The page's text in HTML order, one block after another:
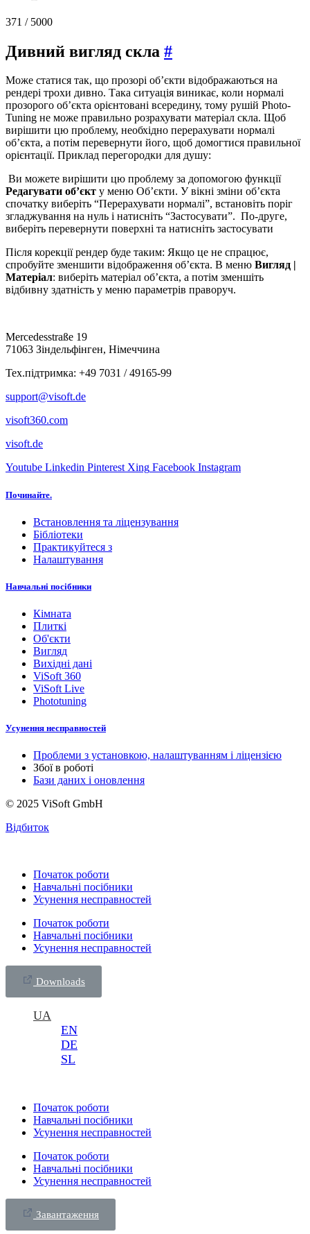
371 / 5000
Дивний вигляд скла #
Може статися так, що прозорі об’єкти відображаються на
рендері трохи дивно. Така ситуація виникає, коли нормалі
прозорого об’єкта орієнтовані всередину, тому рушій Photo-
Tuning не може правильно розрахувати матеріал скла. Щоб
вирішити цю проблему, необхідно перерахувати нормалі
об’єкта, а потім перевернути його, щоб домогтися правильної
орієнтації. Приклад перегородки для душу:
Ви можете вирішити цю проблему за допомогою функції
Редагувати об’єкт у меню Об’єкти. У вікні зміни об’єкта
спочатку виберіть “Перерахувати нормалі”, встановіть поріг
згладжування на нуль і натисніть “Застосувати”. По-друге,
виберіть перевернути поверхні та натисніть застосувати
Після корекції рендер буде таким: Якщо це не спрацює,
спробуйте зменшити відображення об’єкта. В меню Вигляд |
Матеріал: виберіть матеріал об’єкта, а потім зменшіть
відбивну здатність у меню параметрів праворуч.
Mercedesstraße 19
71063 Зіндельфінген, Німеччина
Тех.підтримка: +49 7031 / 49165-99
support@visoft.de
visoft360.com
visoft.de
Youtube Linkedin Pinterest Xing Facebook Instagram
Починайте.
Встановлення та ліцензування
Бібліотеки
Практикуйтеся з
Налаштування
Навчальні посібники
Кімната
Плиткі
Об'єкти
Вигляд
Вихідні дані
ViSoft 360
ViSoft Live
Phototuning
Усунення несправностей
Проблеми з установкою, налаштуванням і ліцензією
Збої в роботі
Бази даних і оновлення
© 2025 ViSoft GmbH
Відбиток
Початок роботи
Навчальні посібники
Усунення несправностей
Початок роботи
Навчальні посібники
Усунення несправностей
Downloads
UA
EN
DE
SL
Початок роботи
Навчальні посібники
Усунення несправностей
Початок роботи
Навчальні посібники
Усунення несправностей
Завантаження